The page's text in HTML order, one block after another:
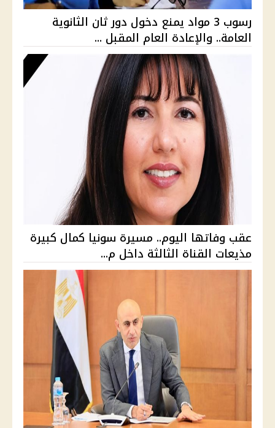
رسوب 3 مواد يمنع دخول دور ثان الثانوية
العامة.. والإعادة العام المقبل ...
عقب وفاتها اليوم.. مسيرة سونيا كمال كبيرة
مذيعات القناة الثالثة داخل م...